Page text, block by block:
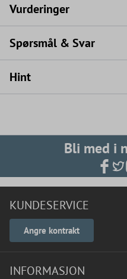
Vurderinger
Spørsmål & Svar
Hint
Bli med i
KUNDESERVICE
Angre kontrakt
INFORMASJON